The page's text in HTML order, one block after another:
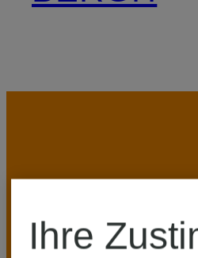
Ihre